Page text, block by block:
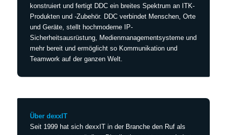
konstruiert und fertigt DDC ein breites Spektrum an ITK-
Produkten und -Zubehör. DDC verbindet Menschen, Orte
und Geräte, stellt hochmoderne IP-
Sicherheitsausrüstung, Medienmanagementsysteme und
mehr bereit und ermöglicht so Kommunikation und
Teamwork auf der ganzen Welt.
Über dexxIT
Seit 1999 hat sich dexxIT in der Branche den Ruf als